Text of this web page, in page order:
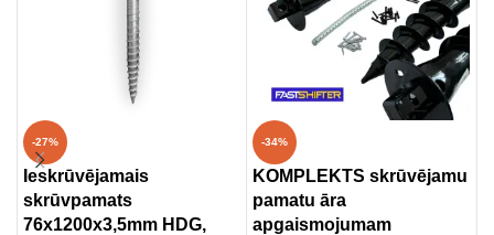
-27%
Ieskrūvējamais
skrūvpamats
76x1200x3,5mm HDG,
-34%
KOMPLEKTS skrūvējamu
pamatu āra
apgaismojumam